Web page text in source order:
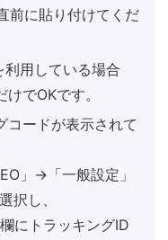
前に貼り付けてくだ
用している場合
でOKです。
コードが表示されて
」→「一般設定」
択し、
にトラッキングID